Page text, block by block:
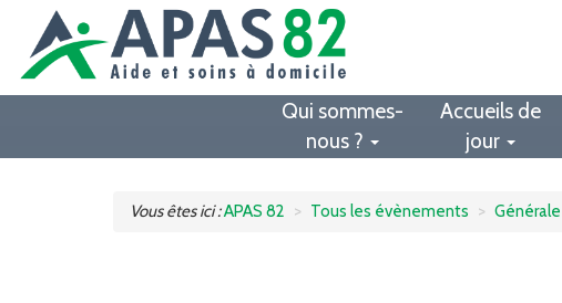
Qui sommes-
nous ?
Accueils de
jour
Vous êtes ici :APAS 82 Tous les évènements Générale